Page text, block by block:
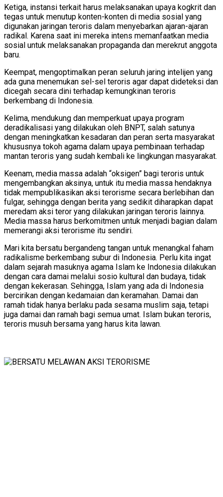
Ketiga, instansi terkait harus melaksanakan upaya kogkrit dan
tegas untuk menutup konten-konten di media sosial yang
digunakan jaringan teroris dalam menyebarkan ajaran-ajaran
radikal. Karena saat ini mereka intens memanfaatkan media
sosial untuk melaksanakan propaganda dan merekrut anggota
baru.
Keempat, mengoptimalkan peran seluruh jaring intelijen yang
ada guna menemukan sel-sel teroris agar dapat dideteksi dan
dicegah secara dini terhadap kemungkinan teroris
berkembang di Indonesia.
Kelima, mendukung dan memperkuat upaya program
deradikalisasi yang dilakukan oleh BNPT, salah satunya
dengan meningkatkan kesadaran dan peran serta masyarakat
khususnya tokoh agama dalam upaya pembinaan terhadap
mantan teroris yang sudah kembali ke lingkungan masyarakat.
Keenam, media massa adalah “oksigen” bagi teroris untuk
mengembangkan aksinya, untuk itu media massa hendaknya
tidak mempublikasikan aksi terorisme secara berlebihan dan
fulgar, sehingga dengan berita yang sedikit diharapkan dapat
meredam aksi teror yang dilakukan jaringan teroris lainnya.
Media massa harus berkomitmen untuk menjadi bagian dalam
memerangi aksi terorisme itu sendiri.
Mari kita bersatu bergandeng tangan untuk menangkal faham
radikalisme berkembang subur di Indonesia. Perlu kita ingat
dalam sejarah masuknya agama Islam ke Indonesia dilakukan
dengan cara damai melalui sosio kultural dan budaya, tidak
dengan kekerasan. Sehingga, Islam yang ada di Indonesia
bercirikan dengan kedamaian dan keramahan. Damai dan
ramah tidak hanya berlaku pada sesama muslim saja, tetapi
juga damai dan ramah bagi semua umat. Islam bukan teroris,
teroris musuh bersama yang harus kita lawan.